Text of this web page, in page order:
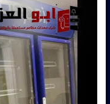
معدات
مطاعم
مستعملة
الصحافة